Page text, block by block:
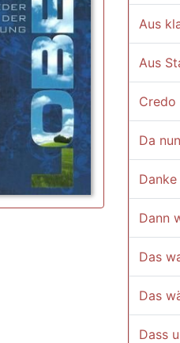
Aus
Aus
Credo
Da
Dann
Das
Das
Dass